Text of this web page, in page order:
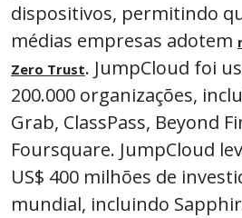
dispositivos, permitindo
médias empresas adotem
Zero Trust. JumpCloud foi
200.000 organizações,
Grab, ClassPass, Beyond
Foursquare. JumpCloud
US$ 400 milhões de
mundial, incluindo